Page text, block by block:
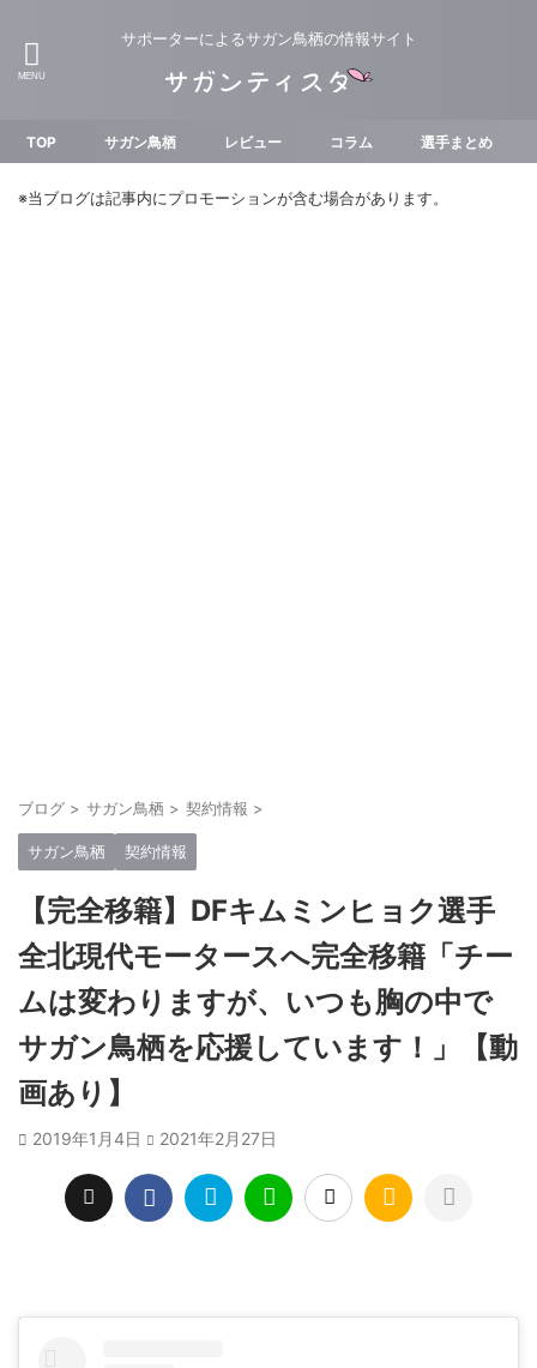
サポーターによるサガン鳥栖の情報サイト
TOP サガン鳥栖 レビュー コラム 選手まとめ
※当ブログは記事内にプロモーションが含む場合があります。
ブログ > サガン鳥栖 > 契約情報 >
サガン鳥栖 契約情報
【完全移籍】DFキムミンヒョク選手
全北現代モータースへ完全移籍「チー
ムは変わりますが、いつも胸の中で
サガン鳥栖を応援しています！」【動
画あり】
2019年1月4日 2021年2月27日